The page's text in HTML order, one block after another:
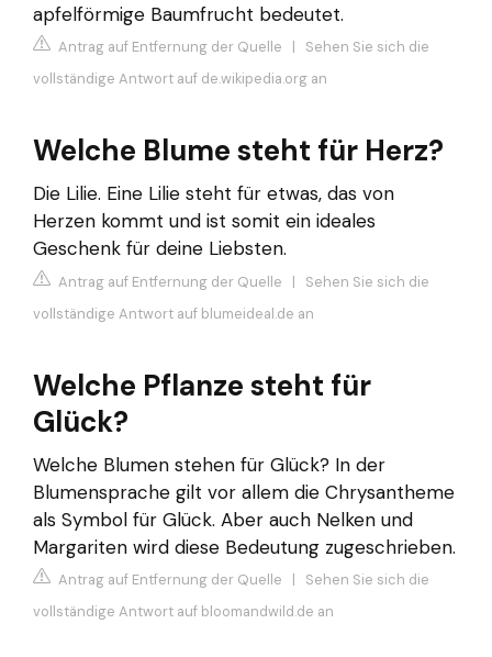
apfelförmige Baumfrucht bedeutet.
Antrag auf Entfernung der Quelle | Sehen Sie sich die
vollständige Antwort auf de.wikipedia.org an
Welche Blume steht für Herz?
Die Lilie. Eine Lilie steht für etwas, das von
Herzen kommt und ist somit ein ideales
Geschenk für deine Liebsten.
Antrag auf Entfernung der Quelle | Sehen Sie sich die
vollständige Antwort auf blumeideal.de an
Welche Pflanze steht für
Glück?
Welche Blumen stehen für Glück? In der
Blumensprache gilt vor allem die Chrysantheme
als Symbol für Glück. Aber auch Nelken und
Margariten wird diese Bedeutung zugeschrieben.
Antrag auf Entfernung der Quelle | Sehen Sie sich die
vollständige Antwort auf bloomandwild.de an